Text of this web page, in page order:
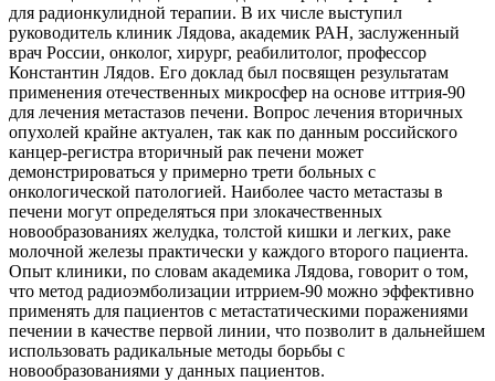
для радионкулидной терапии. В их числе выступил
руководитель клиник Лядова, академик РАН, заслуженный
врач России, онколог, хирург, реабилитолог, профессор
Константин Лядов. Его доклад был посвящен результатам
применения отечественных микросфер на основе иттрия-90
для лечения метастазов печени. Вопрос лечения вторичных
опухолей крайне актуален, так как по данным российского
канцер-регистра вторичный рак печени может
демонстрироваться у примерно трети больных с
онкологической патологией. Наиболее часто метастазы в
печени могут определяться при злокачественных
новообразованиях желудка, толстой кишки и легких, раке
молочной железы практически у каждого второго пациента.
Опыт клиники, по словам академика Лядова, говорит о том,
что метод радиоэмболизации итррием-90 можно эффективно
применять для пациентов с метастатическими поражениями
печении в качестве первой линии, что позволит в дальнейшем
использовать радикальные методы борьбы с
новообразованиями у данных пациентов.